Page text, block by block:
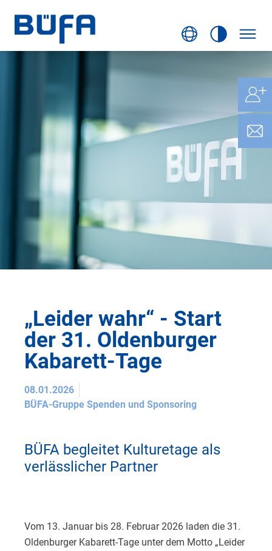
„Leider wahr“ - Start
der 31. Oldenburger
Kabarett-Tage
08.01.2026
BÜFA-Gruppe Spenden und Sponsoring
BÜFA begleitet Kulturetage als
verlässlicher Partner
Vom 13. Januar bis 28. Februar 2026 laden die 31.
Oldenburger Kabarett-Tage unter dem Motto „Leider